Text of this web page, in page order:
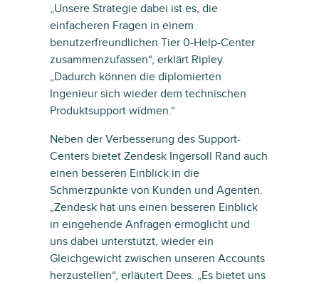
„Unsere Strategie dabei ist es, die
einfacheren Fragen in einem
benutzerfreundlichen Tier 0-Help-Center
zusammenzufassen“, erklärt Ripley.
„Dadurch können die diplomierten
Ingenieur sich wieder dem technischen
Produktsupport widmen.“
Neben der Verbesserung des Support-
Centers bietet Zendesk Ingersoll Rand auch
einen besseren Einblick in die
Schmerzpunkte von Kunden und Agenten.
„Zendesk hat uns einen besseren Einblick
in eingehende Anfragen ermöglicht und
uns dabei unterstützt, wieder ein
Gleichgewicht zwischen unseren Accounts
herzustellen“, erläutert Dees. „Es bietet uns